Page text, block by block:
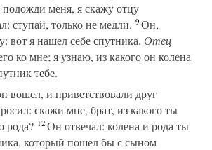
подожди меня, я скажу отцу
ступай, только не медли. 9Он,
вот я нашел себе спутника. Отец
ко мне; я узнаю, из какого он колена
тебе.
вошел, и приветствовали друг
скажи мне, брат, из какого ты
рода? 12Он отвечал: колена и рода ты
который пошел бы с сыном